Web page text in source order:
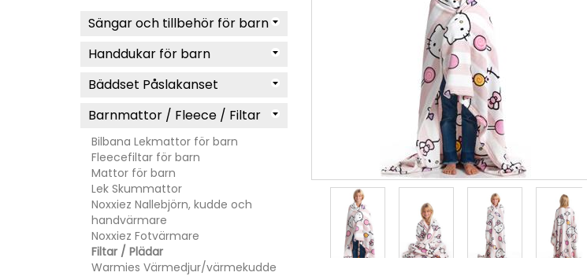
Sängar och tillbehör för barn
Handdukar för barn
Bäddset Påslakanset
Barnmattor / Fleece / Filtar
Bilbana Lekmattor för barn
Fleecefiltar för barn
Mattor för barn
Lek Skummattor
Noxxiez Nallebjörn, kudde och
handvärmare
Noxxiez Fotvärmare
Filtar / Plädar
Warmies Värmedjur/värmekudde